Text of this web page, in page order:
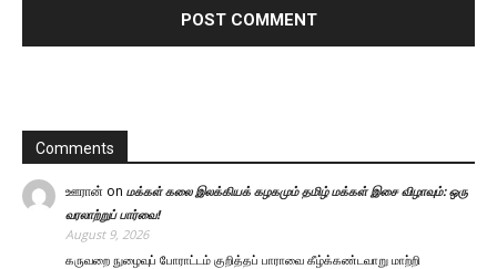
Comments
ஊரான் on மக்கள் கலை இலக்கியக் கழகமும் தமிழ் மக்கள் இசை விழாவும்: ஒரு
வரலாற்றுப் பார்வை!
August 9, 2026
கருவறை நுழைவுப் போராட்டம் குறித்தப் பாராவை கீழ்க்கண்டவாறு மாற்றி